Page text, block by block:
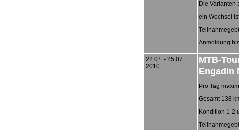
Die Varianten
ein Wechsel
Anmeldung
22.07. - 25.07.
2010
MTB-
Engadin
Pro Tag
Gesamt 138
Kondition 1-2